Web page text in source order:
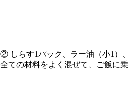
② しらす1パック、ラー油（小1）
全ての材料をよく混ぜて、ご飯に乗